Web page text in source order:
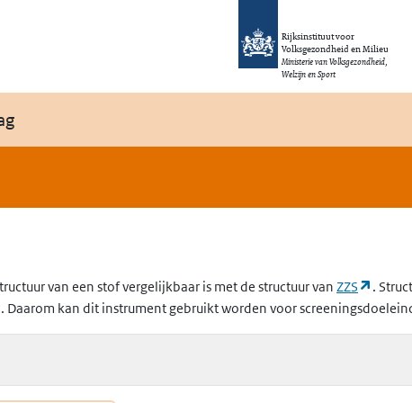
Rijksinstituut voor
Volksgezondheid en Milieu
Ministerie van Volksgezondheid,
Welzijn en Sport
van een stof vergelijkbaar is met de structuur van ZZS
.
kan dit instrument gebruikt worden voor